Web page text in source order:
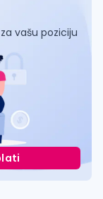
vašu poziciju